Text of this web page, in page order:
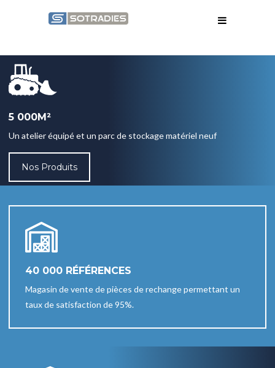
5 000M²
Un atelier équipé et un parc de stockage matériel neuf
Nos Produits
40 000 RÉFÉRENCES
Magasin de vente de pièces de rechange permettant un
taux de satisfaction de 95%.